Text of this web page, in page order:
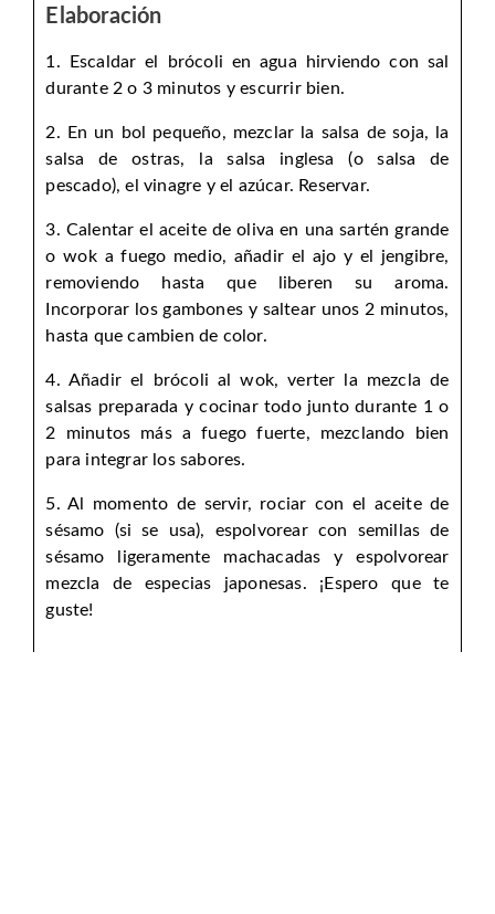
Elaboración
1. Escaldar el brócoli en agua hirviendo con sal
durante 2 o 3 minutos y escurrir bien.
2. En un bol pequeño, mezclar la salsa de soja, la
salsa de ostras, la salsa inglesa (o salsa de
pescado), el vinagre y el azúcar. Reservar.
3. Calentar el aceite de oliva en una sartén grande
o wok a fuego medio, añadir el ajo y el jengibre,
removiendo hasta que liberen su aroma.
Incorporar los gambones y saltear unos 2 minutos,
hasta que cambien de color.
4. Añadir el brócoli al wok, verter la mezcla de
salsas preparada y cocinar todo junto durante 1 o
2 minutos más a fuego fuerte, mezclando bien
para integrar los sabores.
5. Al momento de servir, rociar con el aceite de
sésamo (si se usa), espolvorear con semillas de
sésamo ligeramente machacadas y espolvorear
mezcla de especias japonesas. ¡Espero que te
guste!